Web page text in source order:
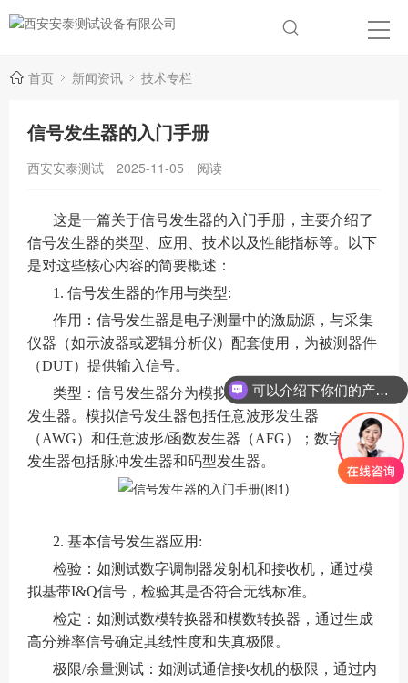
首页 新闻资讯 技术专栏
信号发生器的入门手册
西安安泰测试 2025-11-05 阅读
这是一篇关于信号发生器的入门手册，主要介绍了
信号发生器的类型、应用、技术以及性能指标等。以下
是对这些核心内容的简要概述：
1. 信号发生器的作用与类型:
作用：信号发生器是电子测量中的激励源，与采集
仪器（如示波器或逻辑分析仪）配套使用，为被测器件
（DUT）提供输入信号。
类型：信号发生器分为模拟信号发生器和数字信号
发生器。模拟信号发生器包括任意波形发生器
（AWG）和任意波形/函数发生器（AFG）；数字信号
发生器包括脉冲发生器和码型发生器。
2. 基本信号发生器应用:
检验：如测试数字调制器发射机和接收机，通过模
拟基带I&Q信号，检验其是否符合无线标准。
检定：如测试数模转换器和模数转换器，通过生成
高分辨率信号确定其线性度和失真极限。
极限/余量测试：如测试通信接收机的极限，通过内
可以介绍下你们的产品么？